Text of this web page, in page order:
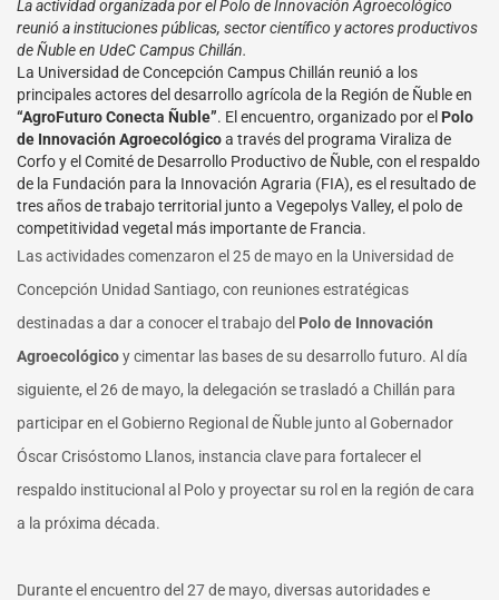
La actividad organizada por el Polo de Innovación Agroecológico
reunió a instituciones públicas, sector científico y actores productivos
de Ñuble en UdeC Campus Chillán.
La Universidad de Concepción Campus Chillán reunió a los
principales actores del desarrollo agrícola de la Región de Ñuble en
“AgroFuturo Conecta Ñuble”. El encuentro, organizado por el Polo
de Innovación Agroecológicoa través del programa Viraliza de
Corfo y el Comité de Desarrollo Productivo de Ñuble, con el respaldo
de la Fundación para la Innovación Agraria (FIA), es el resultado de
tres años de trabajo territorial junto a Vegepolys Valley, el polo de
competitividad vegetal más importante de Francia.
Las actividades comenzaron el 25 de mayo en la Universidad de
Concepción Unidad Santiago, con reuniones estratégicas
destinadas a dar a conocer el trabajo del Polo de Innovación
Agroecológicoy cimentar las bases de su desarrollo futuro. Al día
siguiente, el 26 de mayo, la delegación se trasladó a Chillán para
participar en el Gobierno Regional de Ñuble junto al Gobernador
Óscar Crisóstomo Llanos, instancia clave para fortalecer el
respaldo institucional al Polo y proyectar su rol en la región de cara
a la próxima década.
Durante el encuentro del 27 de mayo, diversas autoridades e